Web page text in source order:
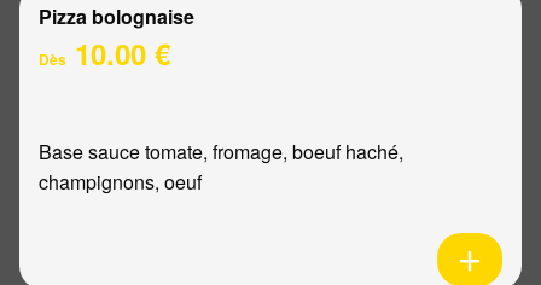
Pizza bolognaise
Dès 10.00 €
Base sauce tomate, fromage, boeuf haché,
champignons, oeuf